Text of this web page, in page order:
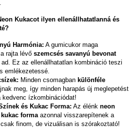
Kukacot ilyen ellenállhatatlanná és
Harmónia: A gumicukor maga
rajta lévő szemcsés savanyú bevonat
Ez az ellenállhatatlan kombináció teszi
emlékezetessé.
Minden csomagban különféle
meg, így minden harapás új meglepetést
ízkombinációdat!
és Kukac Forma: Az élénk neon
forma azonnal visszarepítenek a
finom, de vizuálisan is szórakoztató!